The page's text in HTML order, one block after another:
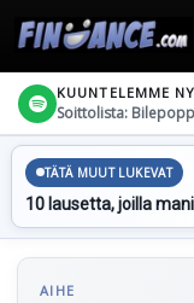
KUUNTELEMME
Soittolista:
TÄTÄ MUUT LUKEVAT
10 lausetta, joilla
AIHE